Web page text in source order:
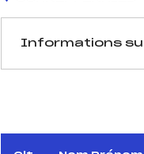
Informations
Arbitre :
Assistant :